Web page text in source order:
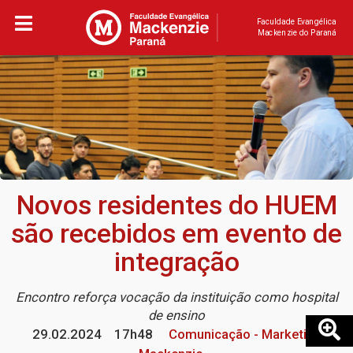
Faculdade Evangélica
Mackenzie do Paraná
Novos residentes do HUEM
são recebidos em evento de
integração
Encontro reforça vocação da instituição como hospital
de ensino
29.02.2024
17h48
Comunicação - Marketing